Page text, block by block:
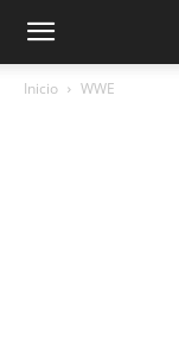
Inicio WWE